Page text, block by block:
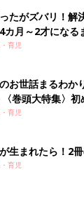
なかったの
、実優ちゃんに
さんが“呼吸が
た。その夜、小
っています。一
たです」（葵さ
呼吸がさらに荒
児集中治療室
たがズバリ！解
月～2才になる
育児
お世話まるわか
巻頭大特集〉
い・ミルクの基
育児
生まれたら！2冊
育児